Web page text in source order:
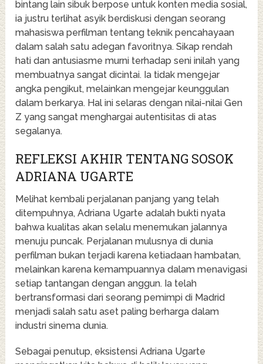
bintang lain sibuk berpose untuk konten media sosial,
ia justru terlihat asyik berdiskusi dengan seorang
mahasiswa perfilman tentang teknik pencahayaan
dalam salah satu adegan favoritnya. Sikap rendah
hati dan antusiasme murni terhadap seni inilah yang
membuatnya sangat dicintai. Ia tidak mengejar
angka pengikut, melainkan mengejar keunggulan
dalam berkarya. Hal ini selaras dengan nilai-nilai Gen
Z yang sangat menghargai autentisitas di atas
segalanya.
REFLEKSI AKHIR TENTANG SOSOK
ADRIANA UGARTE
Melihat kembali perjalanan panjang yang telah
ditempuhnya, Adriana Ugarte adalah bukti nyata
bahwa kualitas akan selalu menemukan jalannya
menuju puncak. Perjalanan mulusnya di dunia
perfilman bukan terjadi karena ketiadaan hambatan,
melainkan karena kemampuannya dalam menavigasi
setiap tantangan dengan anggun. Ia telah
bertransformasi dari seorang pemimpi di Madrid
menjadi salah satu aset paling berharga dalam
industri sinema dunia.
Sebagai penutup, eksistensi Adriana Ugarte